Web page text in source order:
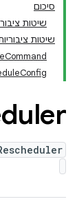
סיכום
שיטות
שיטות